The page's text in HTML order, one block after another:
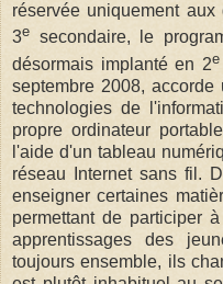
réservée uniquement
3e secondaire, le
désormais implanté en 2e
septembre 2008,
technologies de
propre ordinateur
l'aide d'un tableau
réseau Internet sans fil.
enseigner certaines
permettant de participer
apprentissages des
toujours ensemble, ils